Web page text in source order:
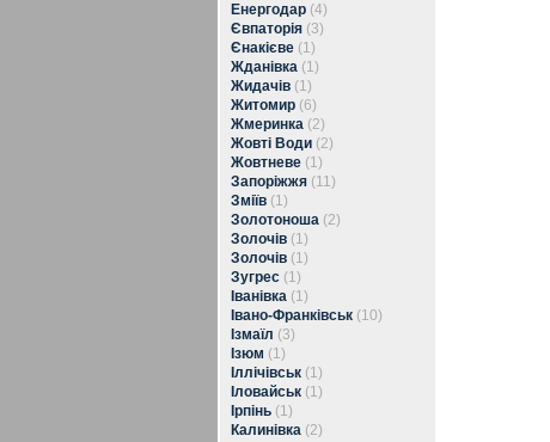
Енергодар (4)
Євпаторія (3)
Єнакієве (1)
Жданівка (1)
Жидачів (1)
Житомир (6)
Жмеринка (2)
Жовті Води (2)
Жовтневе (1)
Запоріжжя (11)
Зміїв (1)
Золотоноша (2)
Золочів (1)
Золочів (1)
Зугрес (1)
Іванівка (1)
Івано-Франківськ (10)
Ізмаїл (3)
Ізюм (1)
Іллічівськ (1)
Іловайськ (1)
Ірпінь (1)
Калинівка (2)